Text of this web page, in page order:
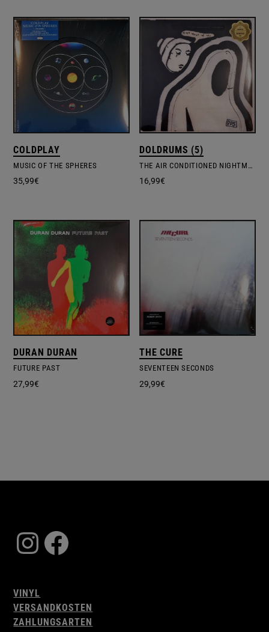
COLDPLAY
MUSIC OF THE SPHERES
35,99€
DOLDRUMS (5)
THE AIR CONDITIONED NIGHTMARE
16,99€
DURAN DURAN
FUTURE PAST
27,99€
THE CURE
SEVENTEEN SECONDS
29,99€
Instagram
Facebook
VINYL
VERSANDKOSTEN
ZAHLUNGSARTEN